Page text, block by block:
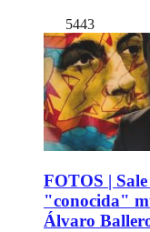
5443
FOTOS |
"conocida"
Álvaro